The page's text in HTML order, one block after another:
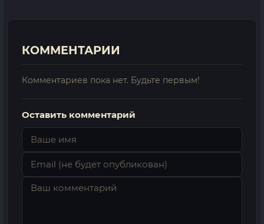
КОММЕНТАРИИ
Комментариев пока нет. Будьте первым!
Оставить комментарий